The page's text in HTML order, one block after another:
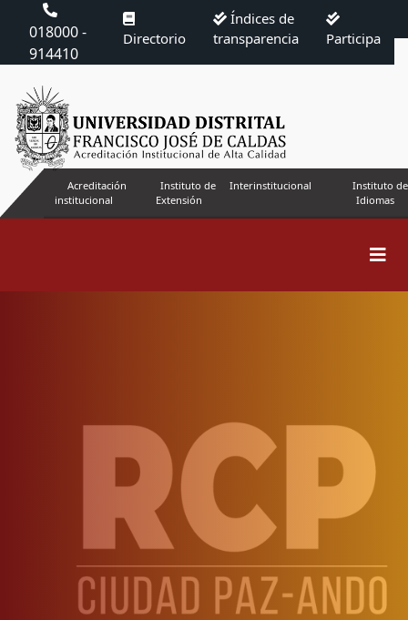
018000 -
914410
Directorio
Índices de
transparencia
Participa
Acreditación
institucional
Instituto de
Extensión
Interinstitucional
Instituto de
Idiomas